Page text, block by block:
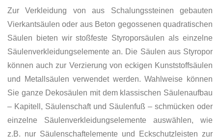
Zur Verkleidung von aus Schalungssteinen gebauten
Vierkantsäulen oder aus Beton gegossenen quadratischen
Säulen bieten wir stoßfeste Styroporsäulen als einzelne
Säulenverkleidungselemente an. Die Säulen aus Styropor
können auch zur Verzierung von eckigen Kunststoffsäulen
und Metallsäulen verwendet werden. Wahlweise können
Sie ganze Dekosäulen mit dem klassischen Säulenaufbau
– Kapitell, Säulenschaft und Säulenfuß – schmücken oder
einzelne Säulenverkleidungselemente auswählen, wie
z.B. nur Säulenschaftelemente und Eckschutzleisten zur